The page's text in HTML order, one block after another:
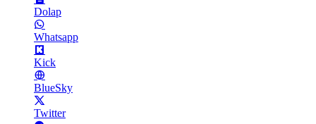
Dolap
Whatsapp
Kick
BlueSky
Twitter